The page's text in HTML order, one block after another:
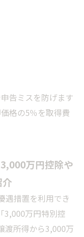
告ミスを防げます
格の5％を取得費
万円控除や
遇措置を利用でき
3,000万円特別控
渡所得から3,000万